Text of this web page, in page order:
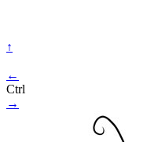
↑
←
Ctrl
→